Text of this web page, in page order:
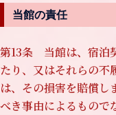
当館の責任
第13条 当館は、宿泊
たり、又はそれらの不
は、その損害を賠償し
べき事由によるもので